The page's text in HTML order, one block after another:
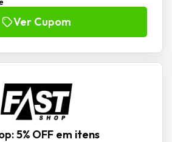
Ver Cupom
5% OFF em itens